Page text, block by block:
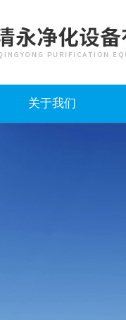
关于我们